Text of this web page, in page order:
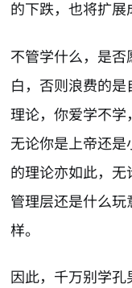
的下跌，也将扩展
不管学什么，是
白，否则浪费的
理论，你爱学不学
无论你是上帝还
的理论亦如此，无
管理层还是什么
样。
因此，千万别学